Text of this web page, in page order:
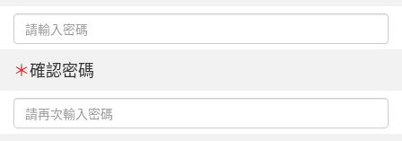
＊確認密碼